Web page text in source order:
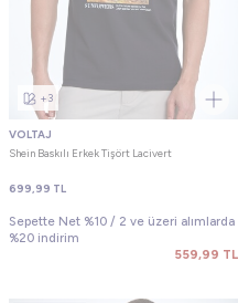
+3
VOLTAJ
Shein Baskılı Erkek Tişört Lacivert
699,99 TL
Sepette Net %10 / 2 ve üzeri alımlarda
%20 indirim
559,99 TL